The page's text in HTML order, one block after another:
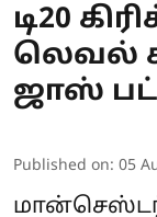
டி20
லெவல்
ஜாஸ்
Published on: 05